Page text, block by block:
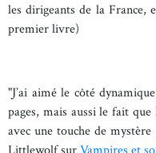
les dirigeants de la France,
premier livre)
"J’ai aimé le côté
pages, mais aussi le fait que
avec une touche de